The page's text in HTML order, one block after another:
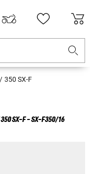
350 SX-F
350 SX-F - SX-F350/16